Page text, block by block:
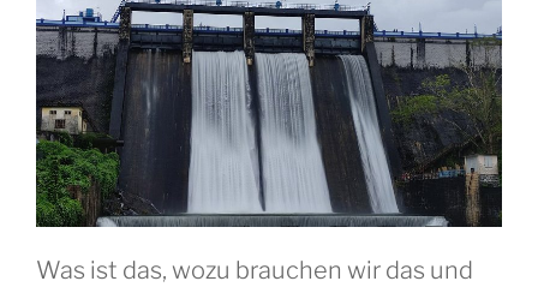
Was ist das, wozu brauchen wir das und